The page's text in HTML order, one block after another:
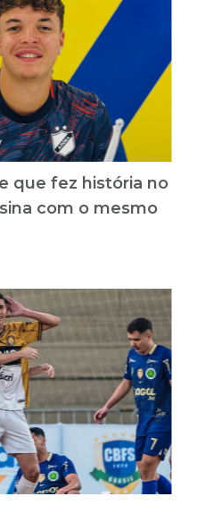
que fez história no
com o mesmo